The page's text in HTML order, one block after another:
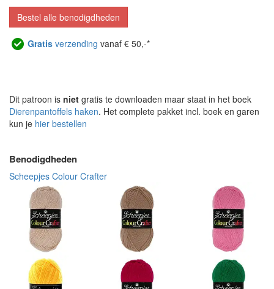
Bestel alle benodigdheden
Gratis verzending vanaf € 50,-*
Dit patroon is niet gratis te downloaden maar staat in het boek
Dierenpantoffels haken. Het complete pakket incl. boek en garen
kun je hier bestellen
Benodigdheden
Scheepjes Colour Crafter